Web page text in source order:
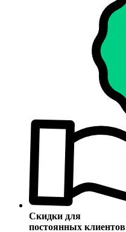
Скидки для
постоянных клиентов